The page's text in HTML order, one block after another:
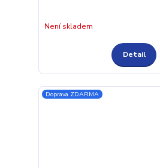
Není skladem
Detail
Doprava ZDARMA